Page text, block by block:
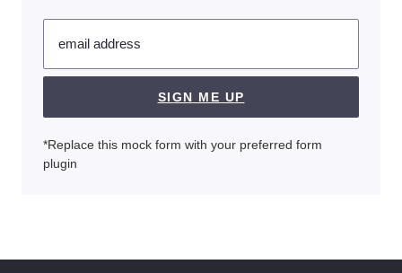
email address
SIGN ME UP
*Replace this mock form with your preferred form
plugin